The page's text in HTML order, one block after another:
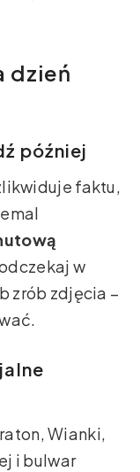
dzień
później
faktu,
w
zrób zdjęcia –
Wianki,
i bulwar